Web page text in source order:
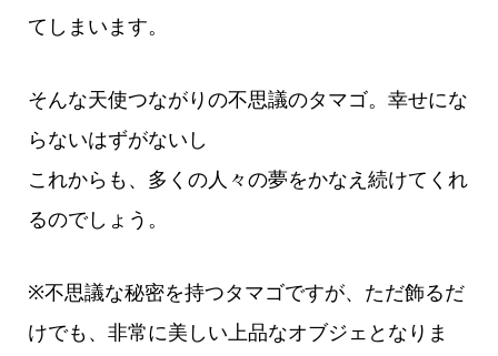
てしまいます。
そんな天使つながりの不思議のタマゴ。幸せにな
らないはずがないし
これからも、多くの人々の夢をかなえ続けてくれ
るのでしょう。
※不思議な秘密を持つタマゴですが、ただ飾るだ
けでも、非常に美しい上品なオブジェとなりま